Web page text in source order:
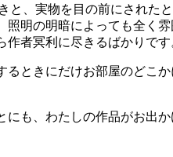
、実物を目の前にされた
明の明暗によっても全く
者冥利に尽きるばかりです
ときにだけお部屋のどこ
も、わたしの作品がお出か